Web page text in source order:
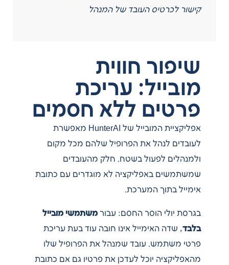
קישור לכרטיס העובד של המנהל
שיפור חווית
מובייל: עריכת
פרטים ללא חסמים
אפליקציית המובייל של HunterAI מאפשרת
לעובדים לנהל את הפרופיל שלהם מכל מקום
ולמנהלים לפעול בשטח. חלק מהעובדים
שמשתמשים באפליקציה לא מוגדרים עם כתובת
אימייל בתוך המערכת.
בגרסת יולי הוסר החסם: עבור משתמשי מובייל
בלבד, שדה האימייל אינו חובה עוד בעת עריכת
פרטי משתמש. עובד שמנהל את הפרופיל שלו
מהאפליקציה יוכל לעדכן את פרטיו גם אם כתובת